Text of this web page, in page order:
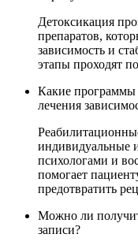
Детоксикация
препаратов,
зависимость и
этапы проходят
Какие программы
лечения
индивидуальные
психологами и
помогает
предотвратить
Можно ли
записи?